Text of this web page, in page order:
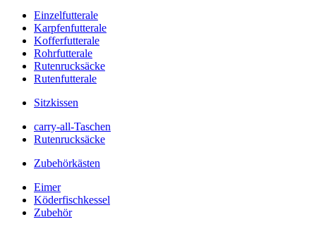
Einzelfutterale
Karpfenfutterale
Kofferfutterale
Rohrfutterale
Rutenrucksäcke
Rutenfutterale
Sitzkissen
carry-all-Taschen
Rutenrucksäcke
Zubehörkästen
Eimer
Köderfischkessel
Zubehör